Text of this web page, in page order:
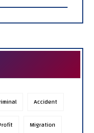
Accident
Migration